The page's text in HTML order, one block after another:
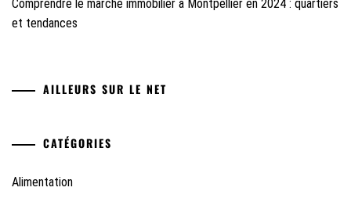
Comprendre le marché immobilier à Montpellier en 2024 : quartiers
et tendances
AILLEURS SUR LE NET
CATÉGORIES
Alimentation